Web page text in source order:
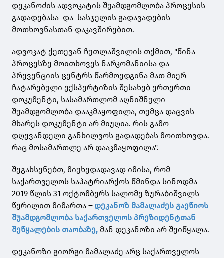
დეკანოძის ადვოკატის შუამდგომლობა პროცესის
გადადებასა და სასჯელის გადავადების
მოთხოვნასთან დაკავშირებით.
ადვოკატ ქეთევან ჩუთლაშვილის თქმით, "წინა
პროცესზე მოითხოვეს ნარკომანიისა და
პრევენციის ცენტრს წარმოედგინა მათ მიერ
ჩატარებული ექსპერტიზის შესახებ ერთერთი
დოკუმენტი, სასამართლომ აღნიშნული
შუამდგომლობა დააკმაყოფილა, თუმცა დაცვის
მხარეს დოკუმენტი არ მიუღია. რის გამო
დღევანდელი განხილვოს გადადებას მოითხოვდა.
რაც მოსამართლე არ დააკმაყოფილა".
შეგახსენებთ, მიუხედადავად იმისა, რომ
საქართველოს საპატრიარქოს წმინდა სინოდმა
2019 წლის 31 ოქტომბერს სალომე ზურაბიშვილს
წერილით მიმართა – დეკანოზ მამალაძეს გაეწიოს
შუამდგომლობა საქართველოს პრეზიდენტთან
შეწყალების თაობაზე, მან დეკანოზი არ შეიწყალა.
დეკანოზი გიორგი მამალაძე არც საქართველოს